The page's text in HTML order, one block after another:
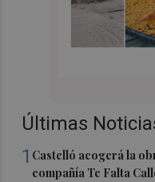
Últimas
1 Castelló acogerá la
compañía Te Falta